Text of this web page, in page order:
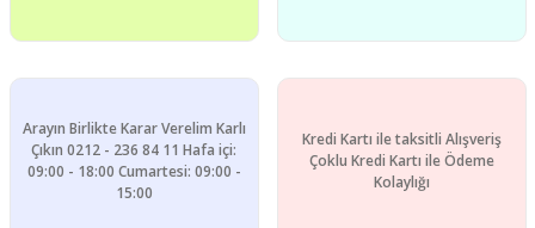
Arayın Birlikte Karar Verelim Karlı
Çıkın 0212 - 236 84 11 Hafa içi:
09:00 - 18:00 Cumartesi: 09:00 -
15:00
Kredi Kartı ile taksitli Alışveriş
Çoklu Kredi Kartı ile Ödeme
Kolaylığı